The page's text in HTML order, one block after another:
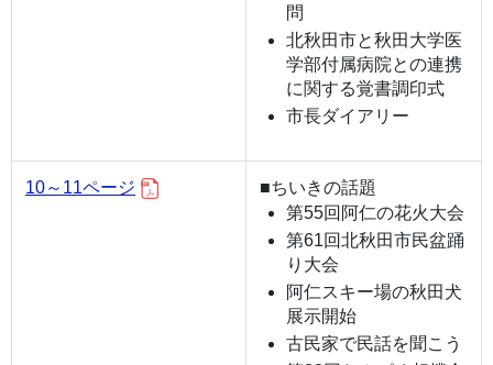
問
北秋田市と秋田大学医
学部付属病院との連携
に関する覚書調印式
市長ダイアリー
10～11ページ
■ちいきの話題
第55回阿仁の花火大会
第61回北秋田市民盆踊
り大会
阿仁スキー場の秋田犬
展示開始
古民家で民話を聞こう